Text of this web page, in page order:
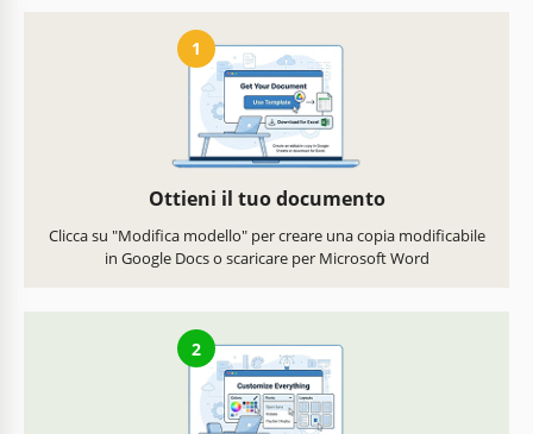
1
Ottieni il tuo documento
Clicca su "Modifica modello" per creare una copia modificabile
in Google Docs o scaricare per Microsoft Word
2